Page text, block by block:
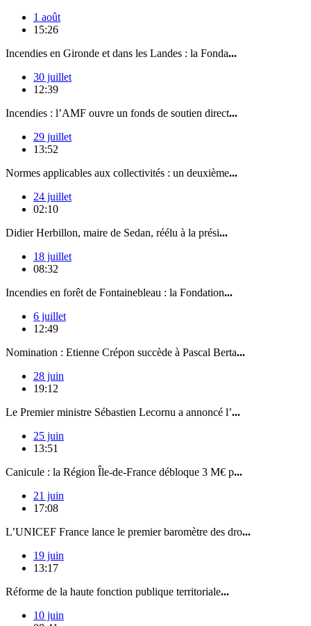
1 août
15:26
Incendies en Gironde et dans les Landes : la Fonda...
30 juillet
12:39
Incendies : l’AMF ouvre un fonds de soutien direct...
29 juillet
13:52
Normes applicables aux collectivités : un deuxième...
24 juillet
02:10
Didier Herbillon, maire de Sedan, réélu à la prési...
18 juillet
08:32
Incendies en forêt de Fontainebleau : la Fondation...
6 juillet
12:49
Nomination : Etienne Crépon succède à Pascal Berta...
28 juin
19:12
Le Premier ministre Sébastien Lecornu a annoncé l’...
25 juin
13:51
Canicule : la Région Île-de-France débloque 3 M€ p...
21 juin
17:08
L’UNICEF France lance le premier baromètre des dro...
19 juin
13:17
Réforme de la haute fonction publique territoriale...
10 juin